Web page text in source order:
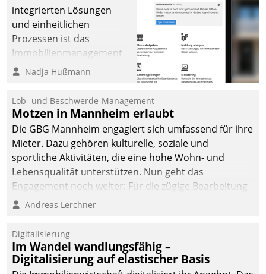
integrierten Lösungen
und einheitlichen
Prozessen ist das
Immobilienmanagement
der Bayerischen
Ressort Kapitalanlage für
künftige Aufgaben und
Herausforderungen
gerüstet.
Nadja Hußmann
Lob- und Beschwerde-Management
Motzen in Mannheim erlaubt
Die GBG Mannheim engagiert sich umfassend für ihre
Mieter. Dazu gehören kulturelle, soziale und
sportliche Aktivitäten, die eine hohe Wohn- und
Lebensqualität unterstützen. Nun geht das
Engagement noch weiter: Für die zügige Bearbeitung
von Beschwerden – oder Lob – richtet das
und Beschwerde-Management einen eigenen Kanal
ein.
Andreas Lerchner
Digitalisierung
Im Wandel wandlungsfähig –
Digitalisierung auf elastischer Basis